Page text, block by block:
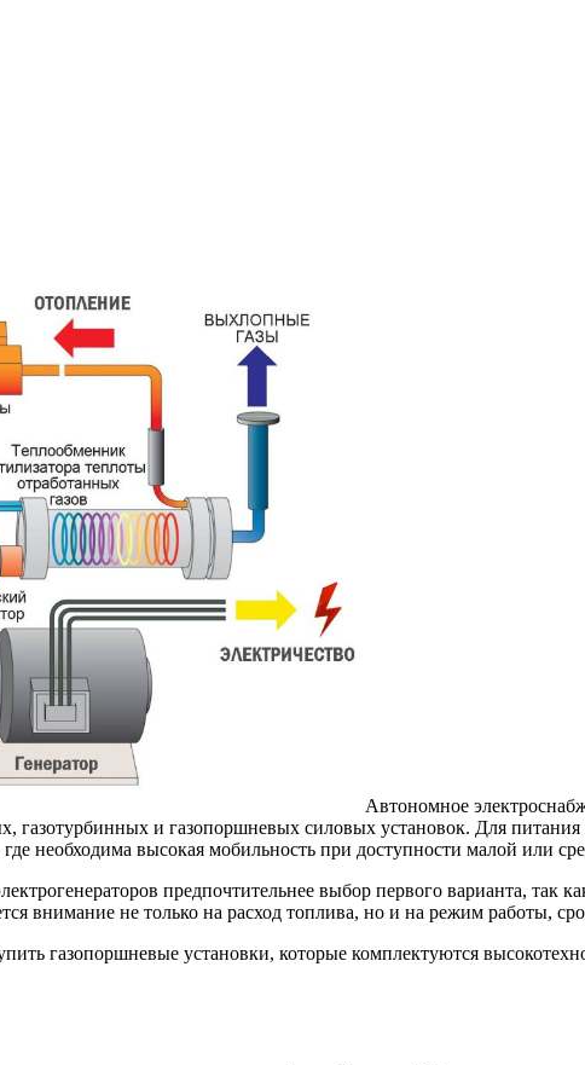
Автономное
газотурбинных и газопоршневых силовых установок. Для
необходима высокая мобильность при доступности малой или
предпочтительнее выбор первого варианта, так
внимание не только на расход топлива, но и на режим работы,
газопоршневые установки, которые комплектуются